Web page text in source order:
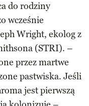
do rodziny
wcześnie
Wright, ekolog z
(STRI). –
przez martwe
pastwiska. Jeśli
jest pierwszą